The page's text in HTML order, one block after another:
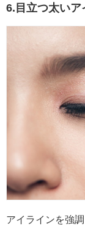
6.目立つ太いア
アイラインを強